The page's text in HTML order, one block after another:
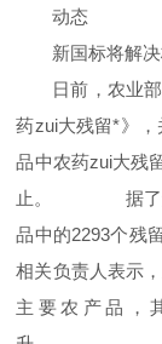
动态
新国标将
日前，农业
药zui大残留*》
品中农药zui大残
止。 据了解，
品中的2293个残
相关负责人表示
主要农产品，